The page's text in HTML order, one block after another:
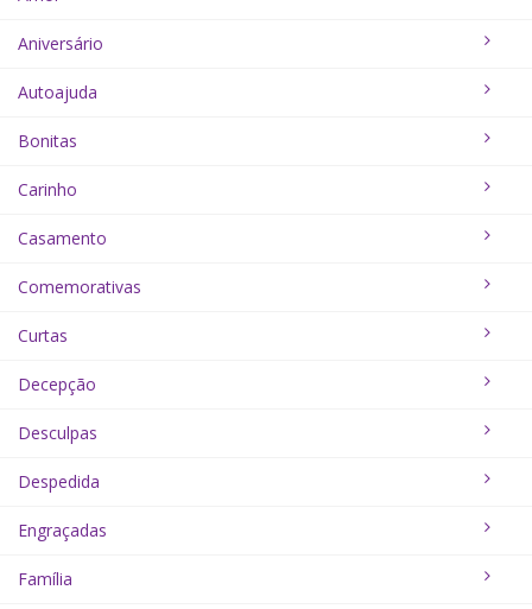
Aniversário
Autoajuda
Bonitas
Carinho
Casamento
Comemorativas
Curtas
Decepção
Desculpas
Despedida
Engraçadas
Família